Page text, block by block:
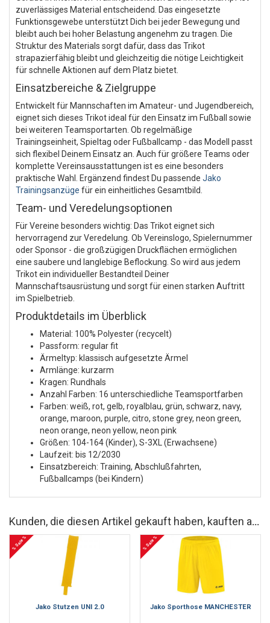
zuverlässiges Material entscheidend. Das eingesetzte
Funktionsgewebe unterstützt Dich bei jeder Bewegung und
bleibt auch bei hoher Belastung angenehm zu tragen. Die
Struktur des Materials sorgt dafür, dass das Trikot
strapazierfähig bleibt und gleichzeitig die nötige Leichtigkeit
für schnelle Aktionen auf dem Platz bietet.
Einsatzbereiche & Zielgruppe
Entwickelt für Mannschaften im Amateur- und Jugendbereich,
eignet sich dieses Trikot ideal für den Einsatz im Fußball sowie
bei weiteren Teamsportarten. Ob regelmäßige
Trainingseinheit, Spieltag oder Fußballcamp - das Modell passt
sich flexibel Deinem Einsatz an. Auch für größere Teams oder
komplette Vereinsausstattungen ist es eine besonders
praktische Wahl. Ergänzend findest Du passende Jako
Trainingsanzüge für ein einheitliches Gesamtbild.
Team- und Veredelungsoptionen
Für Vereine besonders wichtig: Das Trikot eignet sich
hervorragend zur Veredelung. Ob Vereinslogo, Spielernummer
oder Sponsor - die großzügigen Druckflächen ermöglichen
eine saubere und langlebige Beflockung. So wird aus jedem
Trikot ein individueller Bestandteil Deiner
Mannschaftsausrüstung und sorgt für einen starken Auftritt
im Spielbetrieb.
Produktdetails im Überblick
Material: 100% Polyester (recycelt)
Passform: regular fit
Ärmeltyp: klassisch aufgesetzte Ärmel
Armlänge: kurzarm
Kragen: Rundhals
Anzahl Farben: 16 unterschiedliche Teamsportfarben
Farben: weiß, rot, gelb, royalblau, grün, schwarz, navy,
orange, maroon, purple, citro, stone grey, neon green,
neon orange, neon yellow, neon pink
Größen: 104-164 (Kinder), S-3XL (Erwachsene)
Laufzeit: bis 12/2030
Einsatzbereich: Training, Abschlußfahrten,
Fußballcamps (bei Kindern)
Kunden, die diesen Artikel gekauft haben, kauften auch
% Sale %
Jako Stutzen UNI 2.0
% Sale %
Jako Sporthose MANCHESTER